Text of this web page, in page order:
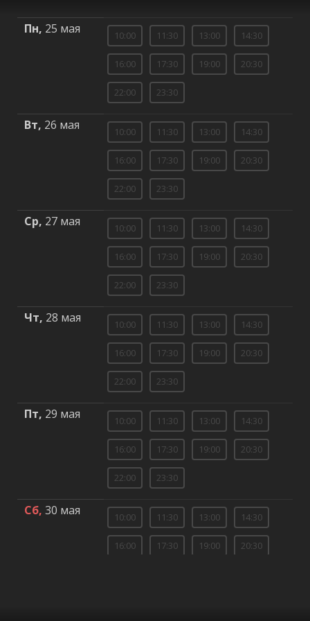
Пн, 25 мая 10:00 11:30 13:00 14:30
16:00 17:30 19:00 20:30
22:00 23:30
Вт, 26 мая 10:00 11:30 13:00 14:30
16:00 17:30 19:00 20:30
22:00 23:30
Ср, 27 мая 10:00 11:30 13:00 14:30
16:00 17:30 19:00 20:30
22:00 23:30
Чт, 28 мая 10:00 11:30 13:00 14:30
16:00 17:30 19:00 20:30
22:00 23:30
Пт, 29 мая 10:00 11:30 13:00 14:30
16:00 17:30 19:00 20:30
22:00 23:30
Сб, 30 мая 10:00 11:30 13:00 14:30
16:00 17:30 19:00 20:30